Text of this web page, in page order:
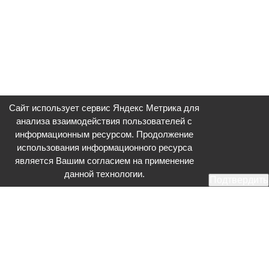
Сайт использует сервис Яндекс Метрика для
анализа взаимодействия пользователей с
информационным ресурсом. Продолжение
использования информационного ресурса
является Вашим согласием на применение
данной технологии.